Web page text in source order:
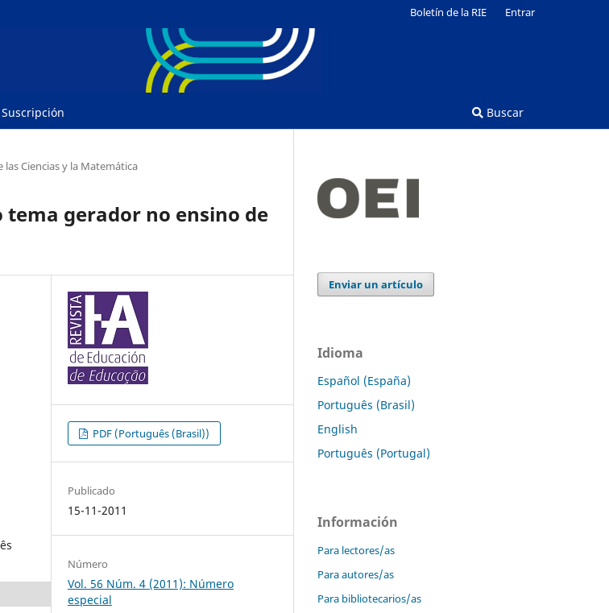
Suscripción Buscar
Boletín de la RIE Entrar
las Ciencias y la Matemática
tema gerador no ensino de
PDF (Português (Brasil))
Publicado
15-11-2011
Número
Vol. 56 Núm. 4 (2011): Número
especial
Enviar un artículo
Idioma
Español (España)
Português (Brasil)
English
Português (Portugal)
Información
Para lectores/as
Para autores/as
Para bibliotecarios/as